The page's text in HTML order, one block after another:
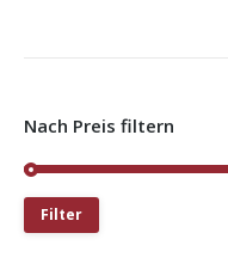
Nach Preis filtern
Filter